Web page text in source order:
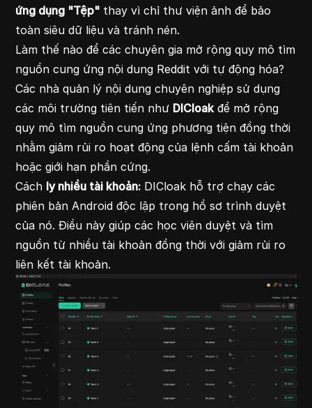
ứng dụng "Tệp" thay vì chỉ thư viện ảnh để bảo
toàn siêu dữ liệu và tránh nén.
Làm thế nào để các chuyên gia mở rộng quy mô tìm
nguồn cung ứng nội dung Reddit với tự động hóa?
Các nhà quản lý nội dung chuyên nghiệp sử dụng
các môi trường tiên tiến như DICloakđể mở rộng
quy mô tìm nguồn cung ứng phương tiện đồng thời
nhằm giảm rủi ro hoạt động của lệnh cấm tài khoản
hoặc giới hạn phần cứng.
Cách ly nhiều tài khoản: DICloak hỗ trợ chạy các
phiên bản Android độc lập trong hồ sơ trình duyệt
của nó. Điều này giúp các học viên duyệt và tìm
nguồn từ nhiều tài khoản đồng thời với giảm rủi ro
liên kết tài khoản.